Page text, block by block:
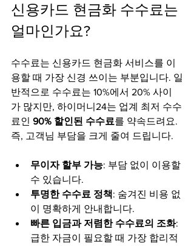
신용카드 현금화 수수료는
얼마인가요?
수수료는 신용카드 현금화 서비스를 이
용할 때 가장 신경 쓰이는 부분입니다. 일
반적으로 수수료는 10%에서 20% 사이
가 많지만, 하이머니24는 업계 최저 수수
료인 90% 할인된 수수료를 약속드려요.
즉, 고객님 부담을 크게 줄여 드립니다.
무이자 할부 가능: 부담 없이 이용할
수 있습니다.
투명한 수수료 정책: 숨겨진 비용 없
이 명확하게 안내합니다.
빠른 입금과 저렴한 수수료의 조화:
급한 자금이 필요할 때 가장 합리적